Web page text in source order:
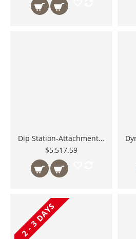
Dip Station-Attachment SPR1000 para PowerRack Body Solid México
$5,517.59
2 - 3 DAYS